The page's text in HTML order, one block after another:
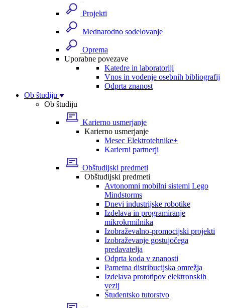
Projekti
Mednarodno sodelovanje
Oprema
Uporabne povezave
Katedre in laboratoriji
Vnos in vodenje osebnih bibliografij
Odprta znanost
Ob študiju
Ob študiju
Karierno usmerjanje
Karierno usmerjanje
Mesec Elektrotehnike+
Karierni partnerji
Obštudijski predmeti
Obštudijski predmeti
Avtonomni mobilni sistemi Lego
Mindstorms
Dnevi industrijske robotike
Izdelava in programiranje
mikrokrmilnika
Izobraževalno-promocijski projekti
Izobraževanje gostujočega
predavatelja
Odprta koda v znanosti
Pametna distribucijska omrežja
Izdelava prototipov elektronskih
vezij
Študentsko tutorstvo